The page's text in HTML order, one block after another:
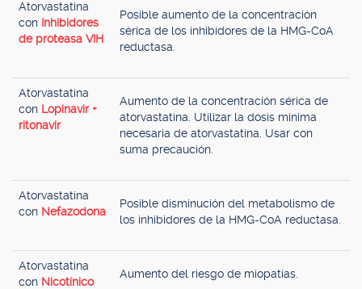
Atorvastatina
con Inhibidores
de proteasa VIH
Posible aumento de la concentración
sérica de los inhibidores de la HMG-CoA
reductasa.
Atorvastatina
con Lopinavir +
ritonavir
Aumento de la concentración sérica de
atorvastatina. Utilizar la dosis mínima
necesaria de atorvastatina. Usar con
suma precaución.
Atorvastatina
con Nefazodona
Posible disminución del metabolismo de
los inhibidores de la HMG-CoA reductasa.
Atorvastatina
con Nicotínico
Aumento del riesgo de miopatías.